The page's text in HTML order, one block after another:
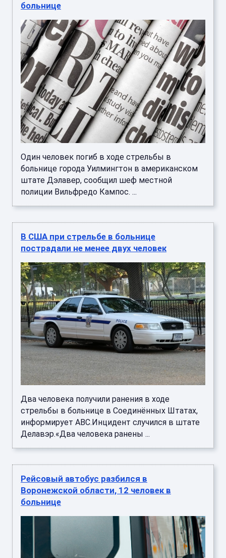
больнице
Один человек погиб в ходе стрельбы в
больнице города Уилмингтон в американском
штате Дэлавер, сообщил шеф местной
полиции Вильфредо Кампос. ...
В США при стрельбе в больнице
пострадали не менее двух человек
Два человека получили ранения в ходе
стрельбы в больнице в Соединённых Штатах,
информирует ABC.Инцидент случился в штате
Делавэр.«Два человека ранены ...
Рейсовый автобус разбился в
Воронежской области, 12 человек в
больнице